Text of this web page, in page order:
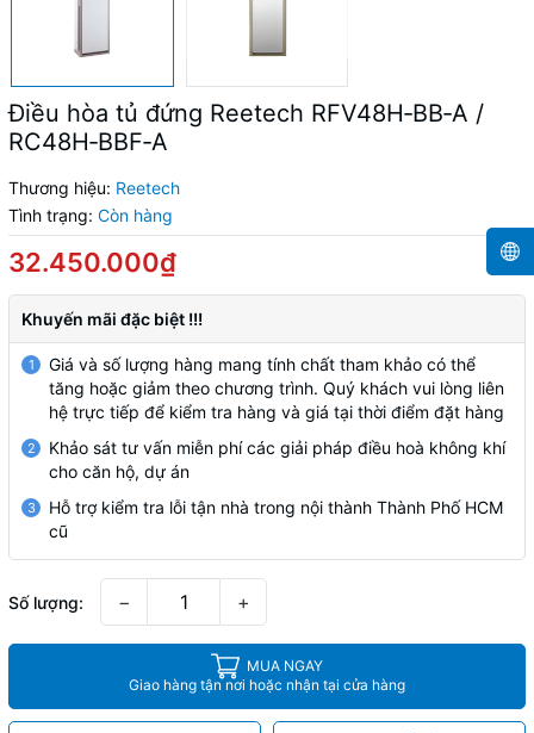
Điều hòa tủ đứng Reetech RFV48H‑BB‑A /
RC48H‑BBF‑A
Thương hiệu: Reetech
Tình trạng: Còn hàng
32.450.000₫
Khuyến mãi đặc biệt !!!
1
Giá và số lượng hàng mang tính chất tham khảo có thể
tăng hoặc giảm theo chương trình. Quý khách vui lòng liên
hệ trực tiếp để kiểm tra hàng và giá tại thời điểm đặt hàng
2
Khảo sát tư vấn miễn phí các giải pháp điều hoà không khí
cho căn hộ, dự án
3
Hỗ trợ kiểm tra lỗi tận nhà trong nội thành Thành Phố HCM
cũ
Số lượng: − +
MUA NGAY
Giao hàng tận nơi hoặc nhận tại cửa hàng